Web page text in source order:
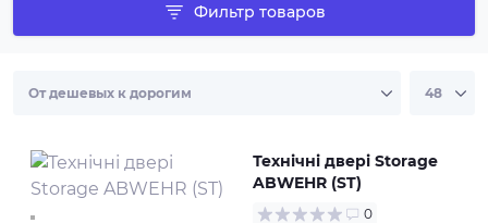
Фильтр товаров
Технічні двері Storage
ABWEHR (ST)
0